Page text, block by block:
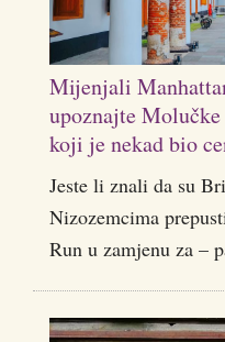
Mijenjali
upoznajte
koji je nekad bio
Jeste li znali da su
Nizozemcima
Run u zamjenu za –